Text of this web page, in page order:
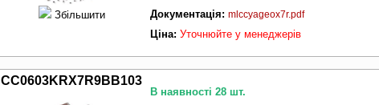
Збільшити
Документація: mlccyageox7r.pdf
Ціна: Уточнюйте у менеджерів
CC0603KRX7R9BB103
В наявності 28 шт.